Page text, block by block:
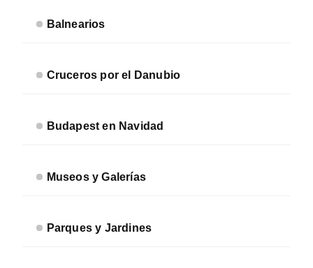
Balnearios
Cruceros por el Danubio
Budapest en Navidad
Museos y Galerías
Parques y Jardines